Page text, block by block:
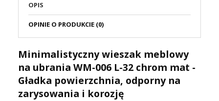
OPIS
OPINIE O PRODUKCIE (0)
Minimalistyczny wieszak meblowy
na ubrania WM-006 L-32 chrom mat -
Gładka powierzchnia, odporny na
zarysowania i korozję